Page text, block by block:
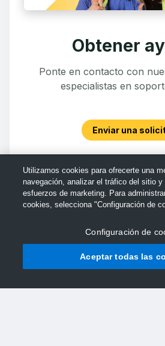
Obtener
Ponte en contacto con
especialistas en
Enviar una
Utilizamos cookies para ofrecerte una
navegación, analizar el tráfico del sitio y
esfuerzos de marketing. Para
cookies, selecciona "Configuración de
Configuración de
Aceptar todas las